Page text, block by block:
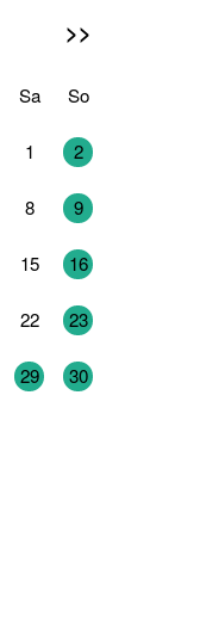
>>
Sa So
1 2
8 9
15 16
22 23
29 30